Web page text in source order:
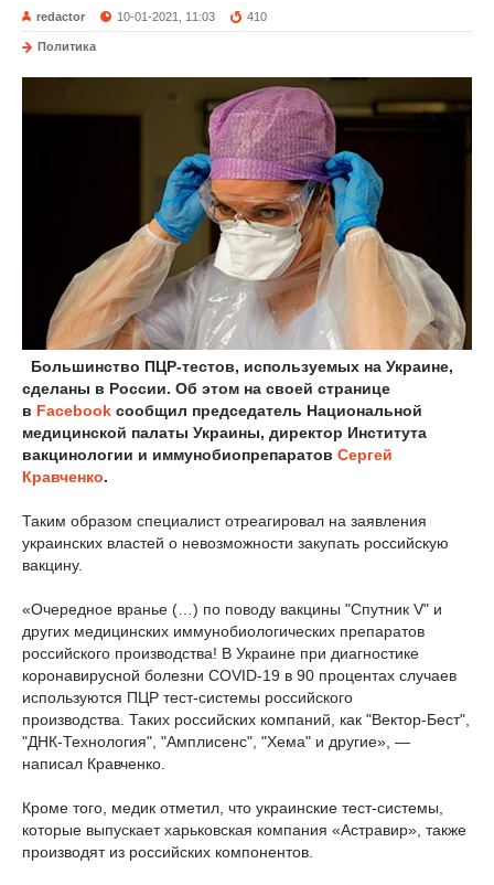
redactor 10-01-2021, 11:03 410
Политика
Большинство ПЦР-тестов, используемых на Украине,
сделаны в России. Об этом на своей странице
в Facebook сообщил председатель Национальной
медицинской палаты Украины, директор Института
вакцинологии и иммунобиопрепаратов Сергей
Кравченко.
Таким образом специалист отреагировал на заявления
украинских властей о невозможности закупать российскую
вакцину.
«Очередное вранье (…) по поводу вакцины "Спутник V" и
других медицинских иммунобиологических препаратов
российского производства! В Украине при диагностике
коронавирусной болезни COVID-19 в 90 процентах случаев
используются ПЦР тест-системы российского
производства. Таких российских компаний, как "Вектор-Бест",
"ДНК-Технология", "Амплисенс", "Хема" и другие», —
написал Кравченко.
Кроме того, медик отметил, что украинские тест-системы,
которые выпускает харьковская компания «Астравир», также
производят из российских компонентов.